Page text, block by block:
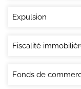
Expulsion
Fiscalité
Fonds de